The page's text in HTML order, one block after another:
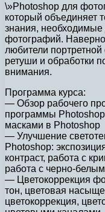
\»Photoshop для
который объединяет
знания, необходимые
фотографий.
любители
ретуши и обработки
внимания.
Программа курса:
— Обзор рабочего
программы
масками в Photoshop
— Улучшение
Photoshop:
контраст, работа с
работа с черно-
— Цветокоррекция
тон, цветовая
цветокоррекция,